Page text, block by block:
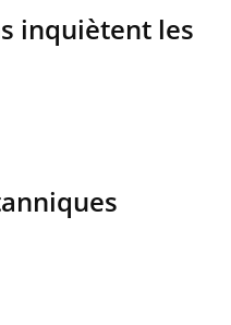
inquiètent les